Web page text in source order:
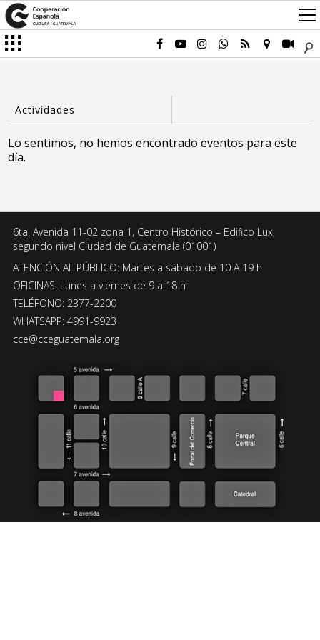
Lo sentimos, no hemos encontrado eventos para este
día.
6ta. Avenida 11-02 zona 1, Centro Histórico – Edifico Lux,
segundo nivel Ciudad de Guatemala (01001)
ATENCIÓN AL PÚBLICO: Martes a sábado de 10 A 19 h
OFICINAS: Lunes a viernes de 9 a 18 h
TELÉFONO: 2377-2200
WHATSAPP: 4991-9923
cce@cceguatemala.org